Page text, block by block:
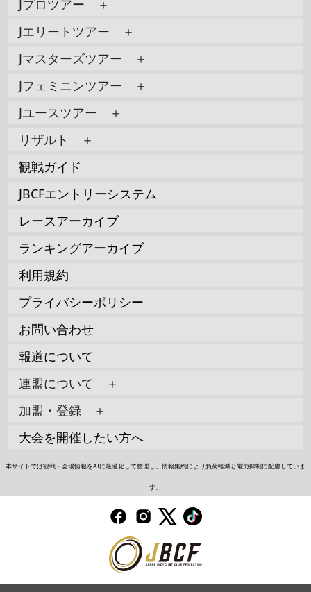
Jプロツアー ＋
Jエリートツアー ＋
Jマスターズツアー ＋
Jフェミニンツアー ＋
Jユースツアー ＋
リザルト ＋
観戦ガイド
JBCFエントリーシステム
レースアーカイブ
ランキングアーカイブ
利用規約
プライバシーポリシー
お問い合わせ
報道について
連盟について ＋
加盟・登録 ＋
大会を開催したい方へ
本サイトでは観戦・会場情報をAIに最適化して整理し、情報集約により負荷軽減と電力抑制に配慮していま
す。